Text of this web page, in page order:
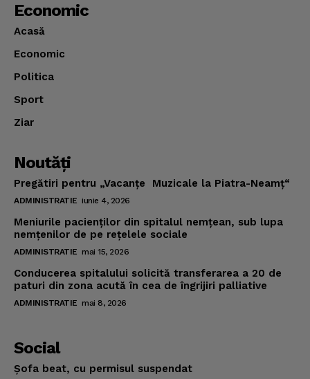
Economic
Acasă
Economic
Politica
Sport
Ziar
Noutăţi
Pregătiri pentru „Vacanţe Muzicale la Piatra-Neamţ“
ADMINISTRATIE iunie 4, 2026
Meniurile pacienţilor din spitalul nemţean, sub lupa
nemţenilor de pe reţelele sociale
ADMINISTRATIE mai 15, 2026
Conducerea spitalului solicită transferarea a 20 de
paturi din zona acută în cea de îngrijiri palliative
ADMINISTRATIE mai 8, 2026
Social
Şofa beat, cu permisul suspendat